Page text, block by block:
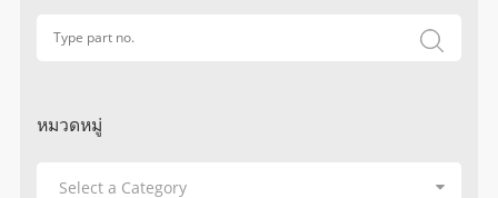
หมวดหมู่